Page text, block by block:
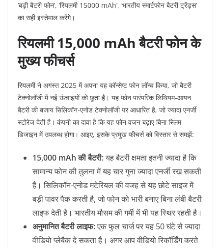
‘बड़ी बैटरी फोन’, ‘रियलमी 15000 mAh’, ‘भारतीय स्मार्टफोन बैटरी ट्रेंड्स’
का सही इस्तेमाल करेंगे।
रियलमी 15,000 mAh बैटरी फोन के
मुख्य फीचर्स
रियलमी ने अगस्त 2025 में अपना यह कॉन्सेप्ट फोन लॉन्च किया, जो बैटरी
टेक्नोलॉजी में नई ऊंचाइयों को छूता है। यह फोन पारंपरिक लिथियम-आयन
बैटरी की बजाय सिलिकॉन-एनोड टेक्नोलॉजी पर आधारित है, जो ज्यादा एनर्जी
स्टोरेज देती है। कंपनी का दावा है कि यह फोन वजन बढ़ाए बिना स्लिम
डिजाइन में उपलब्ध होगा। आइए, इसके प्रमुख फीचर्स को विस्तार से समझें:
15,000 mAh की बैटरी:यह बैटरी क्षमता इतनी ज्यादा है कि
सामान्य फोन की तुलना में यह चार गुना ज्यादा एनर्जी रख सकती
है। सिलिकॉन-एनोड मटेरियल की वजह से यह छोटे साइज में
बड़ी पावर पैक करती है, जो फोन को भारी बनाए बिना लंबी बैटरी
लाइफ देती है। भारतीय मौसम की गर्मी में भी यह स्थिर रहती है।
अनुमानित बैटरी लाइफ:एक फुल चार्ज पर यह 50 घंटे से ज्यादा
वीडियो प्लेबैक दे सकता है। अगर आप वीडियो रिकॉर्डिंग करते